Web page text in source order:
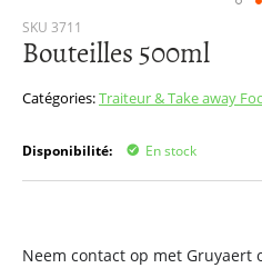
SKU 3711
Bouteilles 500ml
Catégories:Traiteur & Take away
Disponibilité: En stock
Neem contact op met Gruyaert
Passer
au
de
d’images